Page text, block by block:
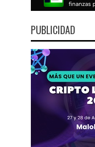
PUBLICIDAD